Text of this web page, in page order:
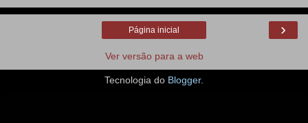
›
Página inicial
Ver versão para a web
Tecnologia do Blogger.